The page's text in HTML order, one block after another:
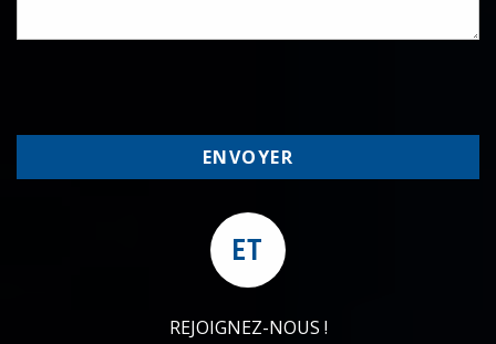
ET
REJOIGNEZ-NOUS !